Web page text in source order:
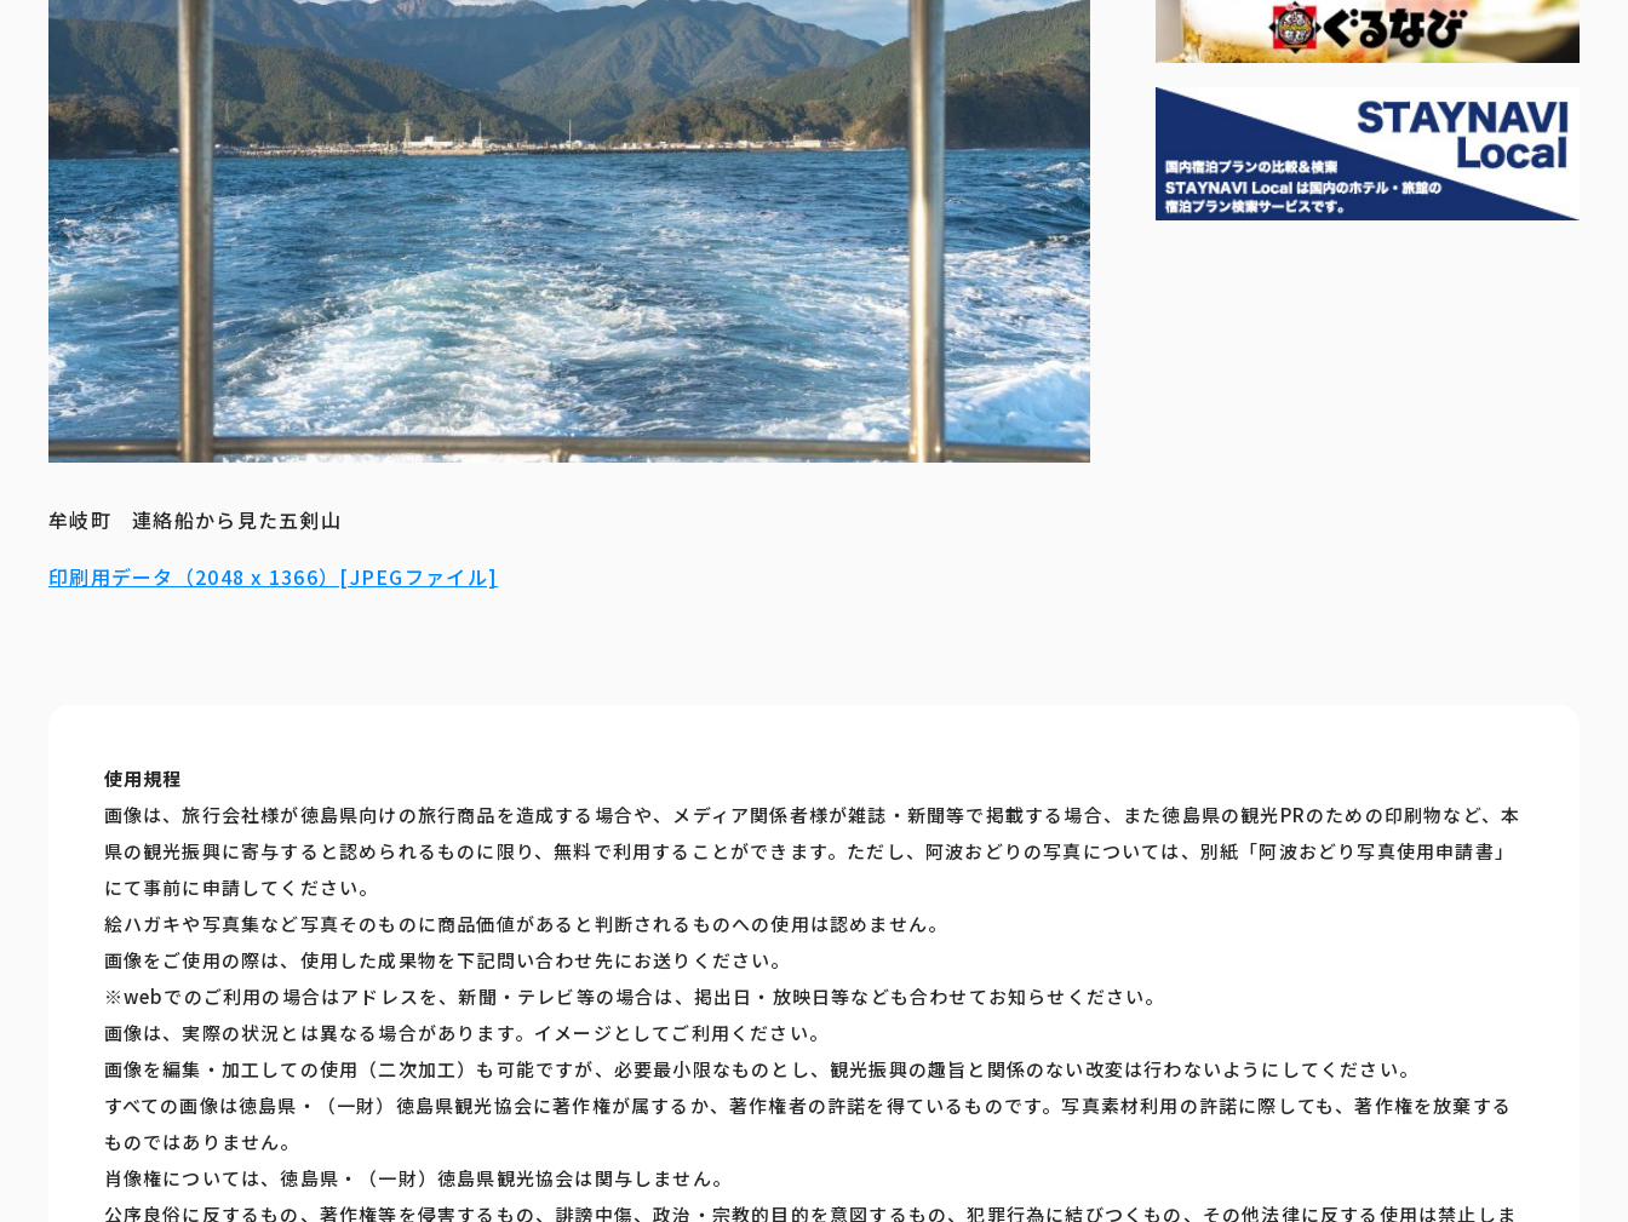
牟岐町 連絡船から見た五剣山
印刷用データ（2048 x 1366）[JPEGファイル]
使用規程
画像は、旅行会社様が徳島県向けの旅行商品を造成する場合や、メディア関係者様が雑誌・新聞等で掲載する場合、また徳島県の観光PRのための印刷物など、本
県の観光振興に寄与すると認められるものに限り、無料で利用することができます。ただし、阿波おどりの写真については、別紙「阿波おどり写真使用申請書」
にて事前に申請してください。
絵ハガキや写真集など写真そのものに商品価値があると判断されるものへの使用は認めません。
画像をご使用の際は、使用した成果物を下記問い合わせ先にお送りください。
※webでのご利用の場合はアドレスを、新聞・テレビ等の場合は、掲出日・放映日等なども合わせてお知らせください。
画像は、実際の状況とは異なる場合があります。イメージとしてご利用ください。
画像を編集・加工しての使用（二次加工）も可能ですが、必要最小限なものとし、観光振興の趣旨と関係のない改変は行わないようにしてください。
すべての画像は徳島県・（一財）徳島県観光協会に著作権が属するか、著作権者の許諾を得ているものです。写真素材利用の許諾に際しても、著作権を放棄する
ものではありません。
肖像権については、徳島県・（一財）徳島県観光協会は関与しません。
公序良俗に反するもの、著作権等を侵害するもの、誹謗中傷、政治・宗教的目的を意図するもの、犯罪行為に結びつくもの、その他法律に反する使用は禁止しま